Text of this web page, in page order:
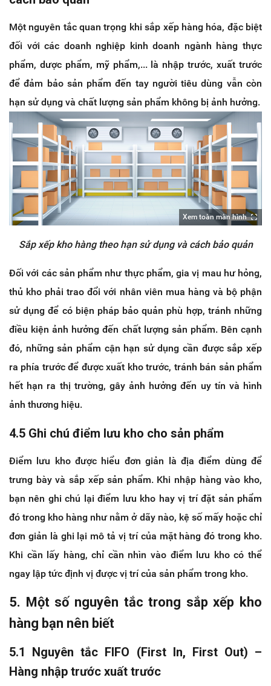
Một nguyên tắc quan trọng khi sắp xếp hàng hóa, đặc biệt
đối với các doanh nghiệp kinh doanh ngành hàng thực
phẩm, dược phẩm, mỹ phẩm,... là nhập trước, xuất trước
để đảm bảo sản phẩm đến tay người tiêu dùng vẫn còn
hạn sử dụng và chất lượng sản phẩm không bị ảnh hưởng.
Xem toàn màn hình
Sắp xếp kho hàng theo hạn sử dụng và cách bảo quản
Đối với các sản phẩm như thực phẩm, gia vị mau hư hỏng,
thủ kho phải trao đổi với nhân viên mua hàng và bộ phận
sử dụng để có biện pháp bảo quản phù hợp, tránh những
điều kiện ảnh hưởng đến chất lượng sản phẩm. Bên cạnh
đó, những sản phẩm cận hạn sử dụng cần được sắp xếp
ra phía trước để được xuất kho trước, tránh bán sản phẩm
hết hạn ra thị trường, gây ảnh hưởng đến uy tín và hình
ảnh thương hiệu.
4.5 Ghi chú điểm lưu kho cho sản phẩm
Điểm lưu kho được hiểu đơn giản là địa điểm dùng để
trưng bày và sắp xếp sản phẩm. Khi nhập hàng vào kho,
bạn nên ghi chú lại điểm lưu kho hay vị trí đặt sản phẩm
đó trong kho hàng như nằm ở dãy nào, kệ số mấy hoặc chỉ
đơn giản là ghi lại mô tả vị trí của mặt hàng đó trong kho.
Khi cần lấy hàng, chỉ cần nhìn vào điểm lưu kho có thể
ngay lập tức định vị được vị trí của sản phẩm trong kho.
5. Một số nguyên tắc trong sắp xếp kho
hàng bạn nên biết
5.1 Nguyên tắc FIFO (First In, First Out) –
Hàng nhập trước xuất trước